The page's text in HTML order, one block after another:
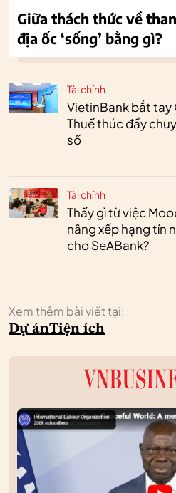
Tài chính
VietinBank bắt tay
Thuế thúc đẩy
số
Tài chính
Thấy gì từ việc
nâng xếp hạng tín
cho SeABank?
Xem thêm bài viết tại:
Dự ánTiện ích
Giữa thách thức về
địa ốc ‘sống’ bằng gì?